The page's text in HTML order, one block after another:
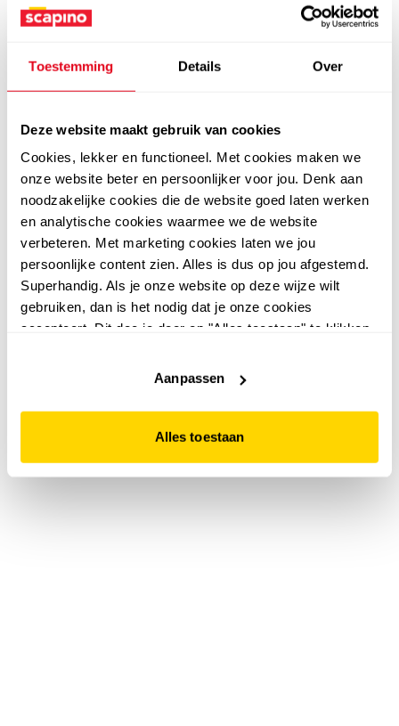
Toestemming Details Over
Deze website maakt gebruik van cookies
Cookies, lekker en functioneel. Met cookies maken we
onze website beter en persoonlijker voor jou. Denk aan
noodzakelijke cookies die de website goed laten werken
en analytische cookies waarmee we de website
verbeteren. Met marketing cookies laten we jou
persoonlijke content zien. Alles is dus op jou afgestemd.
Superhandig. Als je onze website op deze wijze wilt
gebruiken, dan is het nodig dat je onze cookies
accepteert. Dit doe je door op "Alles toestaan" te klikken.
website niet optimaal functioneert.
Aanpassen
Alles toestaan